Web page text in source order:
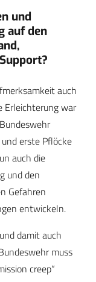
und
auf den
auch
Erleichterung war
erste Pflöcke
auch die
und den
Gefahren
entwickeln.
damit auch
muss
creep“